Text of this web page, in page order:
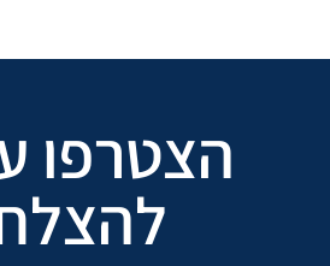
הצטרפו